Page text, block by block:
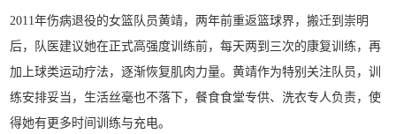
2011年伤病退役的女篮队员黄靖，两年前重返篮球界，搬迁到崇明
后，队医建议她在正式高强度训练前，每天两到三次的康复训练，再
加上球类运动疗法，逐渐恢复肌肉力量。黄靖作为特别关注队员，训
练安排妥当，生活丝毫也不落下，餐食食堂专供、洗衣专人负责，使
得她有更多时间训练与充电。